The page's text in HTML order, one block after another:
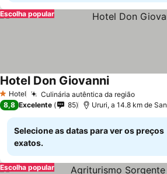
Escolha popular
1 Estrelas
Hotel Culinária autêntica da região
Hotel Don Giovanni
8,8 Excelente 85 Ururi, a 14.8 km de
Selecione as datas para ver os preços
exatos.
Escolha popular